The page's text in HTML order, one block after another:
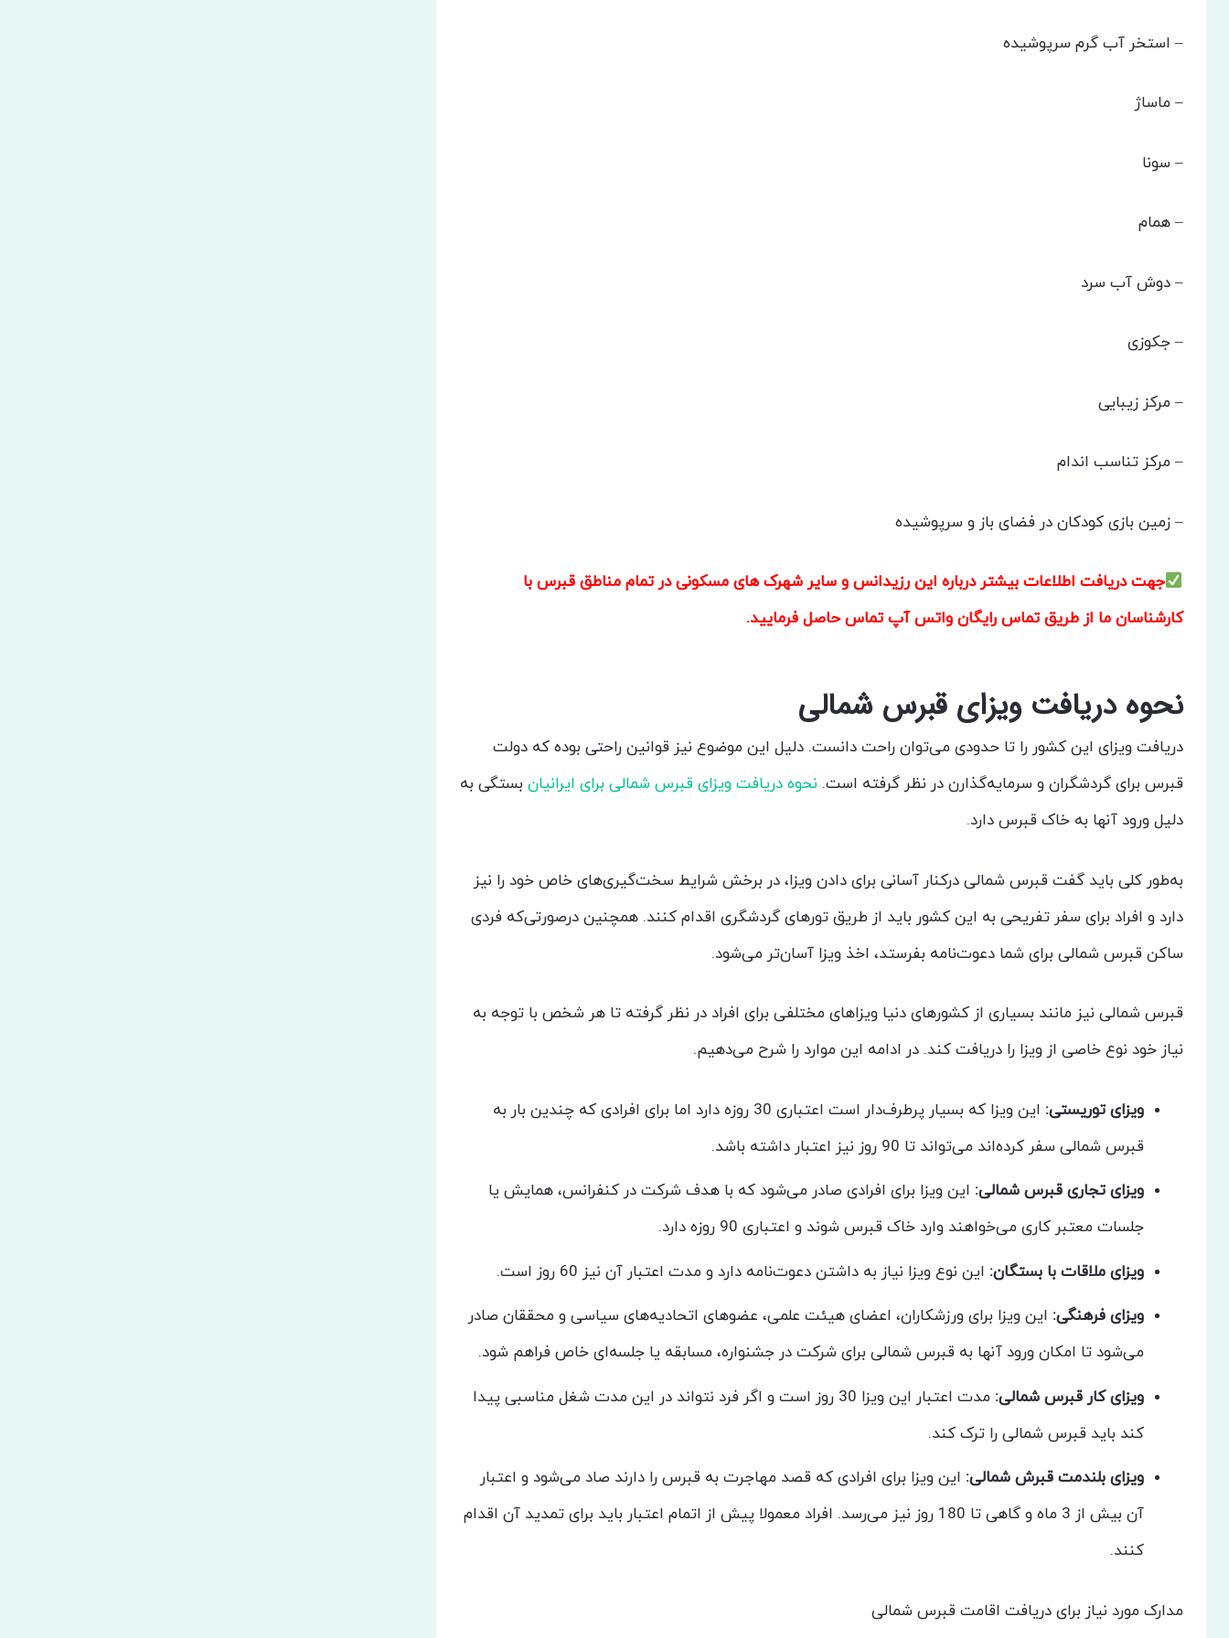
– استخر آب گرم سرپوشیده
– ماساژ
– سونا
– همام
– دوش آب سرد
– جکوزی
– مرکز زیبایی
– مرکز تناسب اندام
– زمین بازی کودکان در فضای باز و سرپوشیده
جهت دریافت اطلاعات بیشتر درباره این رزیدانس و سایر شهرک های مسکونی در تمام مناطق قبرس با
کارشناسان ما از طریق تماس رایگان واتس آپ تماس حاصل فرمایید.
نحوه دریافت ویزای قبرس شمالی
دریافت ویزای این کشور را تا حدودی می‌توان راحت دانست. دلیل این موضوع نیز قوانین راحتی بوده که دولت
قبرس برای گردشگران و سرمایه‌گذارن در نظر گرفته است. نحوه دریافت ویزای قبرس شمالی برای ایرانیان بستگی به
دلیل ورود آنها به خاک قبرس دارد.
به‌طور کلی باید گفت قبرس شمالی درکنار آسانی برای دادن ویزا، در برخش شرایط سخت‌گیری‌های خاص خود را نیز
دارد و افراد برای سفر تفریحی به این کشور باید از طریق تورهای گردشگری اقدام کنند. همچنین درصورتی‌که فردی
ساکن قبرس شمالی برای شما دعوت‌نامه بفرستد، اخذ ویزا آسان‌تر می‌شود.
قبرس شمالی نیز مانند بسیاری از کشورهای دنیا ویزاهای مختلفی برای افراد در نظر گرفته تا هر شخص با توجه به
نیاز خود نوع خاصی از ویزا را دریافت کند. در ادامه این موارد را شرح می‌دهیم.
ویزای توریستی:
این ویزا که بسیار پرطرف‌دار است اعتباری 30 روزه دارد اما برای افرادی که چندین بار به
قبرس شمالی سفر کرده‌اند می‌تواند تا 90 روز نیز اعتبار داشته باشد.
ویزای تجاری قبرس شمالی: این ویزا برای افرادی صادر می‌شود که با هدف شرکت در کنفرانس، همایش یا
جلسات معتبر کاری می‌خواهند وارد خاک قبرس شوند و اعتباری 90 روزه دارد.
ویزای ملاقات با بستگان: این نوع ویزا نیاز به داشتن دعوت‌نامه دارد و مدت اعتبار آن نیز 60 روز است.
ویزای فرهنگی: این ویزا برای ورزشکاران، اعضای هیئت علمی، عضوهای اتحادیه‌های سیاسی و محققان صادر
می‌شود تا امکان ورود آنها به قبرس شمالی برای شرکت در جشنواره، مسابقه یا جلسه‌ای خاص فراهم شود.
ویزای کار قبرس شمالی:
مدت اعتبار این ویزا 30 روز است و اگر فرد نتواند در این مدت شغل مناسبی پیدا
کند باید قبرس شمالی را ترک کند.
ویزای بلندمت قبرش شمالی: این ویزا برای افرادی که قصد مهاجرت به قبرس را دارند صاد می‌شود و اعتبار
آن بیش از 3 ماه و گاهی تا 180 روز نیز می‌رسد. افراد معمولا پیش از اتمام اعتبار باید برای تمدید آن اقدام
کنند.
مدارک مورد نیاز برای دریافت اقامت قبرس شمالی